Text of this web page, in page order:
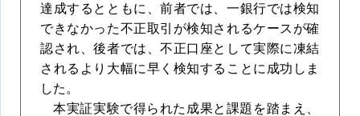
達成するとともに、前者では、一銀行では検知
できなかった不正取引が検知されるケースが確
認され、後者では、不正口座として実際に凍結
されるより大幅に早く検知することに成功しま
した。
本実証実験で得られた成果と課題を踏まえ、